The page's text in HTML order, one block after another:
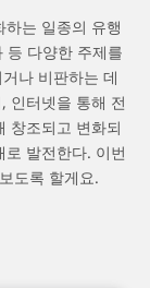
는 일종의 유행
등 다양한 주제를
나 비판하는 데
인터넷을 통해 전
창조되고 변화되
발전한다. 이번
도록 할게요.